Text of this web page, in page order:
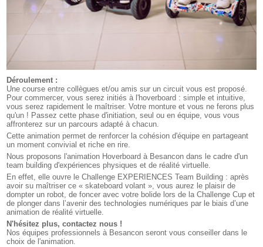
Déroulement :
Une course entre collègues et/ou amis sur un circuit vous est proposé.
Pour commercer, vous serez initiés à l'hoverboard : simple et intuitive,
vous serez rapidement le maîtriser. Votre monture et vous ne ferons plus
qu'un ! Passez cette phase d'initiation, seul ou en équipe, vous vous
affronterez sur un parcours adapté à chacun.
Cette animation permet de renforcer la cohésion d'équipe en partageant
un moment convivial et riche en rire.
Nous proposons l'animation Hoverboard à Besancon dans le cadre d'un
team building d'expériences physiques et de réalité virtuelle.
En effet, elle ouvre le Challenge EXPERIENCES Team Building : après
avoir su maîtriser ce « skateboard volant », vous aurez le plaisir de
dompter un robot, de foncer avec votre bolide lors de la Challenge Cup et
de plonger dans l’avenir des technologies numériques par le biais d’une
animation de réalité virtuelle.
N'hésitez plus, contactez nous !
Nos équipes professionnels à Besancon seront vous conseiller dans le
choix de l'animation.